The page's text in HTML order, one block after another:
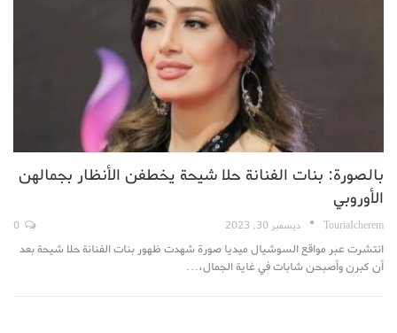
بالصورة: بنات الفنانة حلا شيحة يخطفن الأنظار بجمالهن
الأوروبي
TouriaIcherem ديسمبر 30, 2023
انتشرت عبر مواقع السوشيال ميديا صورة شهدت ظهور بنات الفنانة حلا شيحة بعد
أن كبرن وأصبحن شابات في غاية الجمال،…